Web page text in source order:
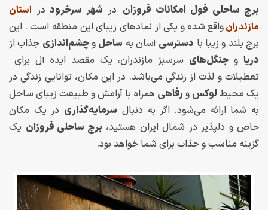
برج ساحلی فول امکانات فروزان در شهر سرخرود در استان
مازندرانواقع شده و یکی از نمادهای زیبای این منطقه است . این
برج بلند و زیبا با دسترسی آسان به ساحل وچشم‌اندازی جذاب از
دریاو جنگل‌های سرسبز مازندران، یک مقصد ایده آل برای
تعطیلات و لذت از زندگی می‌باشد. در این مکان، توانایی زندگی در
یک محیط لوکس و رفاهی همراه با آرامش و طبیعت زیبای ساحل
به شما ارائه می‌شود. اگر به دنبال سرمایه‌گذاری در یک مکان
خاص و دلپذیر در شمال ایران هستید، برج ساحلی فروزان یک
گزینه مناسب و جذاب برای شما خواهد بود.